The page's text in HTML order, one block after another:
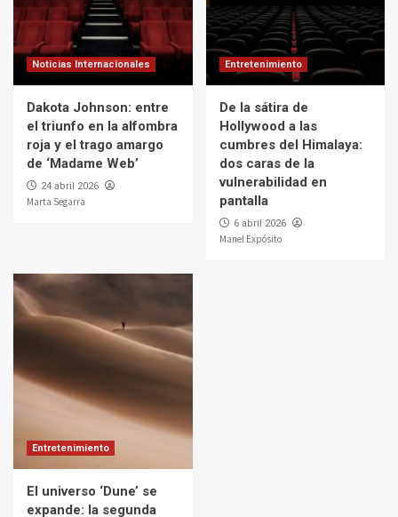
Noticias Internacionales
Dakota Johnson: entre
el triunfo en la alfombra
roja y el trago amargo
de ‘Madame Web’
24 abril 2026
Marta Segarra
Entretenimiento
De la sátira de
Hollywood a las
cumbres del Himalaya:
dos caras de la
vulnerabilidad en
pantalla
6 abril 2026
Manel Expósito
Entretenimiento
El universo ‘Dune’ se
expande: la segunda